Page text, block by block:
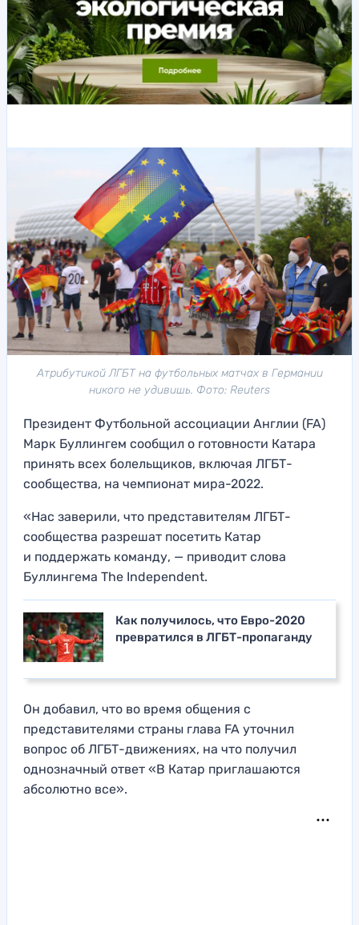
Атрибутикой ЛГБТ на футбольных матчах в Германии
никого не удивишь. Фото: Reuters
Президент Футбольной ассоциации Англии (FA)
Марк Буллингем сообщил о готовности Катара
принять всех болельщиков, включая ЛГБТ-
сообщества, на чемпионат мира-2022.
«Нас заверили, что представителям ЛГБТ-
сообщества разрешат посетить Катар
и поддержать команду, — приводит слова
Буллингема The Independent.
Как получилось, что Евро-2020
превратился в ЛГБТ-пропаганду
Он добавил, что во время общения с
представителями страны глава FA уточнил
вопрос об ЛГБТ-движениях, на что получил
однозначный ответ «В Катар приглашаются
абсолютно все».